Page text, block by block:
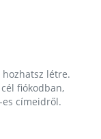
létre.
fiókodban,
címeidről.